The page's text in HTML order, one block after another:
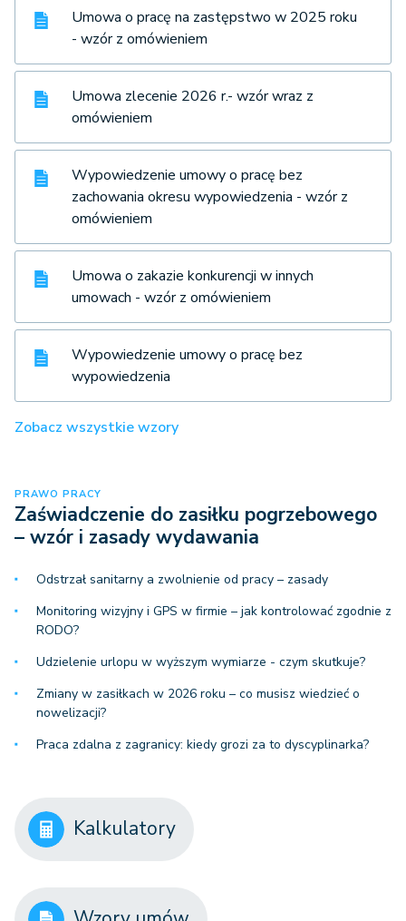
Umowa o pracę na zastępstwo w 2025 roku
- wzór z omówieniem
Umowa zlecenie 2026 r.- wzór wraz z
omówieniem
Wypowiedzenie umowy o pracę bez
zachowania okresu wypowiedzenia - wzór z
omówieniem
Umowa o zakazie konkurencji w innych
umowach - wzór z omówieniem
Wypowiedzenie umowy o pracę bez
wypowiedzenia
Zobacz wszystkie wzory
PRAWO PRACY
Zaświadczenie do zasiłku pogrzebowego
– wzór i zasady wydawania
Odstrzał sanitarny a zwolnienie od pracy – zasady
Monitoring wizyjny i GPS w firmie – jak kontrolować zgodnie z
RODO?
Udzielenie urlopu w wyższym wymiarze - czym skutkuje?
Zmiany w zasiłkach w 2026 roku – co musisz wiedzieć o
nowelizacji?
Praca zdalna z zagranicy: kiedy grozi za to dyscyplinarka?
Kalkulatory